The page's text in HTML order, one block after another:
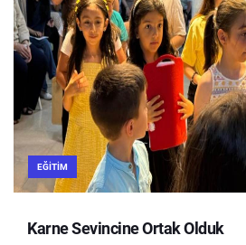
EĞITIM
Karne Sevincine Ortak Olduk